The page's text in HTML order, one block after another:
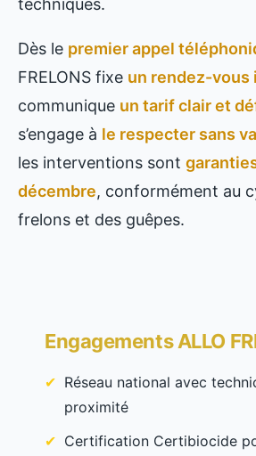
techniques.
Dès le premier appel
FRELONS fixe un rendez-vous
communique un tarif clair et
s’engage à le respecter sans
les interventions sont
décembre, conformément au
frelons et des guêpes.
Engagements ALLO
Réseau national avec
proximité
Certification Certibiocide